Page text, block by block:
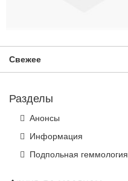
Свежее
Разделы
Анонсы
Информация
Подпольная геммология